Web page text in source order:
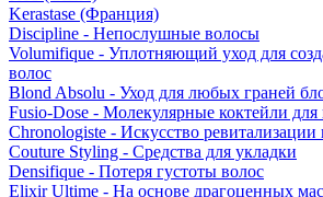
Kerastase (Франция)
Discipline - Непослушные волосы
Volumifique - Уплотняющий уход для
волос
Blond Absolu - Уход для любых граней
Fusio-Dose - Молекулярные коктейли для
Chronologiste - Искусство ревитализации
Couture Styling - Средства для укладки
Densifique - Потеря густоты волос
Elixir Ultime - На основе драгоценных